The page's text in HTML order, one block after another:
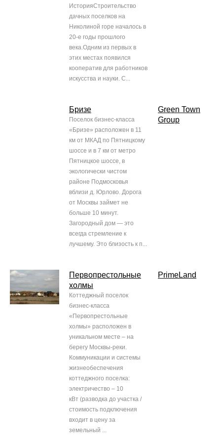
ИсторияСтроительство
дачных поселков на
Николиной горе началось в
20-е годы прошлого
века.Одним из первых в
этих местах появился
кооператив для работников
искусства и науки. С...
Бризе
Поселок бизнес-класса
«Бризе» расположен в 11
км от МКАД по Пятницкому
шоссе и в 7 км от метро
Пятницкое шоссе, в
экологически чистом
районе Подмосковья
вблизи д. Юрлово. Дорога
от Москвы займет не
больше 10 минут.
Загородный дом — это
всегда стремление к
лучшему. Это близость к п...
Green Town
Group
Первопрестольные
холмы
Коттеджный поселок
бизнес-класса
«Первопрестольные
холмы» расположен в
уникальном месте – на
берегу Москвы-реки.
Коммуникации и системы
жизнеобеспечения
коттеджного поселка:
электричество – 10
кВт (разводка до участка /
стоимость подключения
входит в цену за
земельный ...
PrimeLand